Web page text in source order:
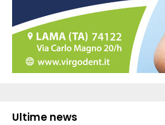
Ultime news